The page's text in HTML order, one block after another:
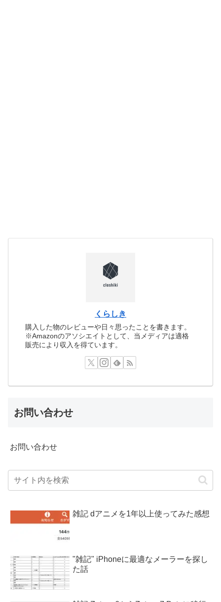
くらしき
購入した物のレビューや日々思ったことを書きます。
※Amazonのアソシエイトとして、当メディアは適格
販売により収入を得ています。
お問い合わせ
お問い合わせ
雑記 dアニメを1年以上使ってみた感想
"雑記" iPhoneに最適なメーラーを探し
た話